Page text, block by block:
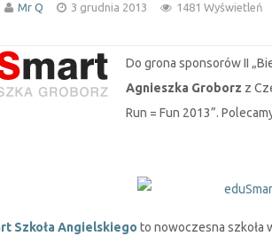
Mr Q 3 grudnia 2013 1481 Wyświetleń
Do grona sponsorów II
Agnieszka Groborz z
Run = Fun 2013”.
Szkoła Angielskiego to nowoczesna szkoła